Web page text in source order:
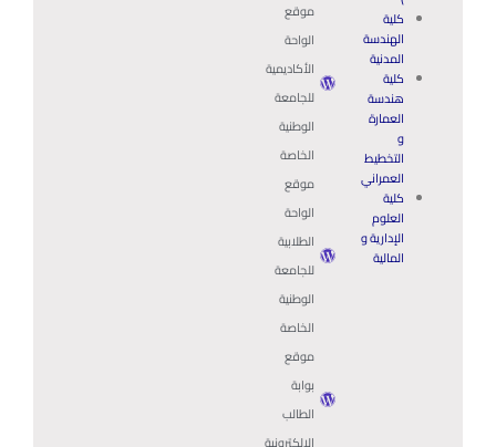
كلية
الهندسة
المدنية
كلية
هندسة
العمارة
و
التخطيط
العمراني
كلية
العلوم
الإدارية و
المالية
موقع
الواحة
الأكاديمية
للجامعة
الوطنية
الخاصة
موقع
الواحة
الطلابية
للجامعة
الوطنية
الخاصة
موقع
بوابة
الطالب
الالكترونية